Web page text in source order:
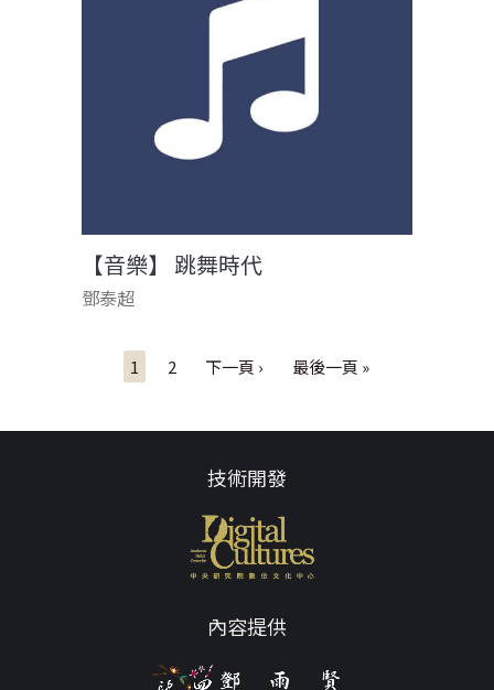
【音樂】 跳舞時代
鄧泰超
1 2 下一頁 › 最後一頁 »
技術開發
內容提供